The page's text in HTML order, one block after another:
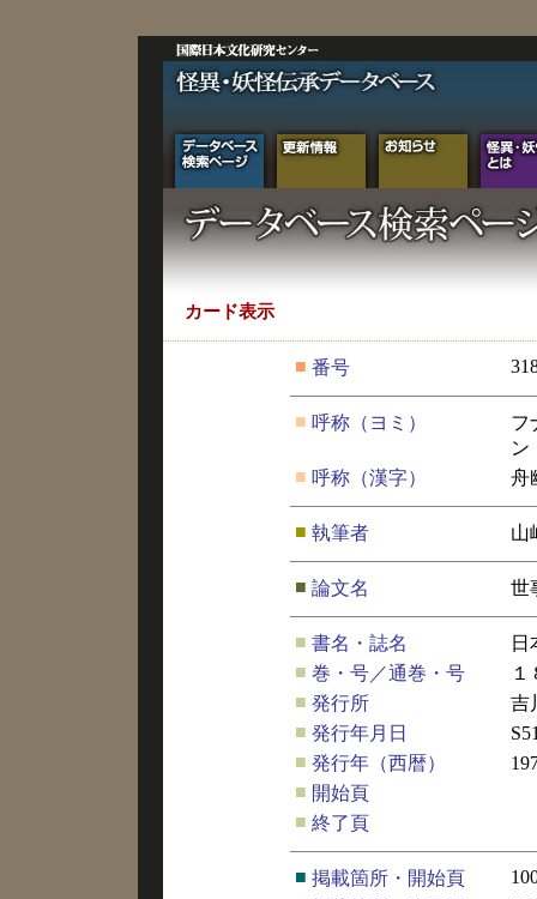
カード表示
■ 番号
■ 呼称（ヨミ）
フ
ン
■ 呼称（漢字） 舟
■ 執筆者 山
■ 論文名 世
■ 書名・誌名
日
■ 巻・号／通巻・号
１
■ 発行所
吉
■ 発行年月日
■ 発行年（西暦）
■ 開始頁
■ 終了頁
■ 掲載箇所・開始頁